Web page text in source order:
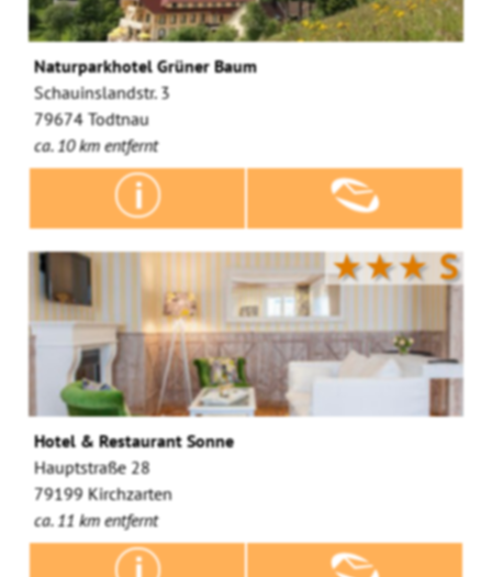
Naturparkhotel Grüner Baum
Schauinslandstr. 3
79674 Todtnau
ca. 10 km entfernt
★★★S
Hotel & Restaurant Sonne
Hauptstraße 28
79199 Kirchzarten
ca. 11 km entfernt